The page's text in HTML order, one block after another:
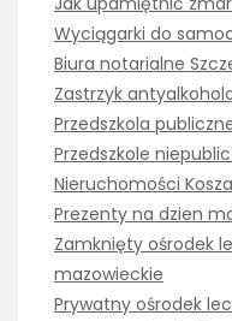
Wyciągarki do
Biura notarialne
Zastrzyk
Przedszkola
Przedszkole
Nieruchomości
Prezenty na dzien
Zamknięty ośrodek
mazowieckie
Prywatny ośrodek